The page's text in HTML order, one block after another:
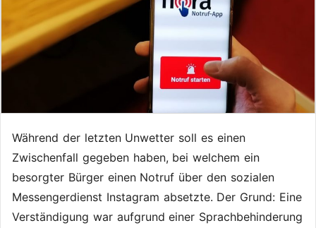
Während der letzten Unwetter soll es einen
Zwischenfall gegeben haben, bei welchem ein
besorgter Bürger einen Notruf über den sozialen
Messengerdienst Instagram absetzte. Der Grund: Eine
Verständigung war aufgrund einer Sprachbehinderung